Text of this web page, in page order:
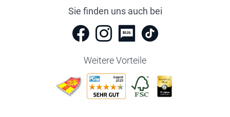
Sie finden uns auch bei
Weitere Vorteile